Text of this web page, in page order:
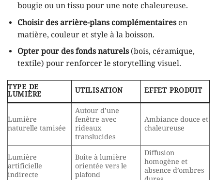
bougie ou un tissu pour une note chaleureuse.
Choisir des arrière-plans complémentairesen
matière, couleur et style à la boisson.
Opter pour des fonds naturels(bois, céramique,
textile) pour renforcer le storytelling visuel.
TYPE DE
LUMIÈRE
UTILISATION EFFET PRODUIT
Lumière
naturelle tamisée
Autour d’une
fenêtre avec
rideaux
translucides
Ambiance douce et
chaleureuse
Lumière
artificielle
indirecte
Boîte à lumière
orientée vers le
plafond
Diffusion
homogène et
absence d’ombres